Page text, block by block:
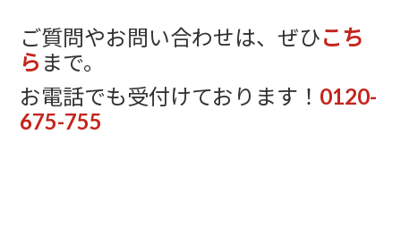
ご質問やお問い合わせは、ぜひこち
ら まで。
お電話でも受付けております！ 0120-
675-755